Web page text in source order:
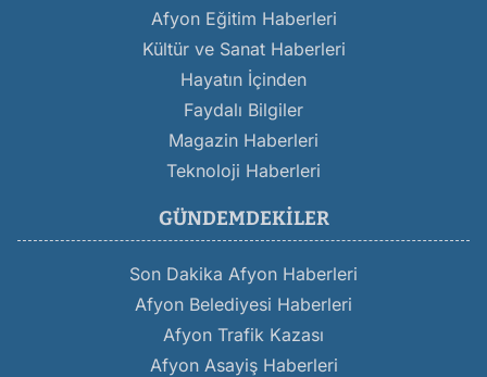
Afyon Eğitim Haberleri
Kültür ve Sanat Haberleri
Hayatın İçinden
Faydalı Bilgiler
Magazin Haberleri
Teknoloji Haberleri
GÜNDEMDEKILER
Son Dakika Afyon Haberleri
Afyon Belediyesi Haberleri
Afyon Trafik Kazası
Afyon Asayiş Haberleri